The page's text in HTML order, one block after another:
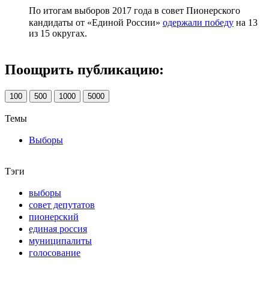
По итогам выборов 2017 года в совет Пионерского
кандидаты от «Единой России» одержали победу на 13
из 15 округах.
Поощрить публикацию:
100 500 1000 5000
Темы
Выборы
Тэги
выборы
совет депутатов
пионерский
единая россия
муниципалиты
голосование